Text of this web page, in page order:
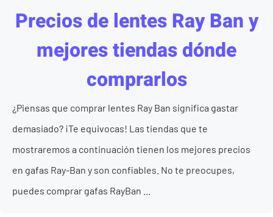
Precios de lentes Ray Ban y
mejores tiendas dónde
comprarlos
¿Piensas que comprar lentes Ray Ban significa gastar
demasiado? ¡Te equivocas! Las tiendas que te
mostraremos a continuación tienen los mejores precios
en gafas Ray-Ban y son confiables. No te preocupes,
puedes comprar gafas RayBan ...